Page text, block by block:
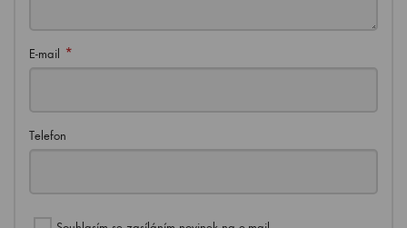
E-mail *
Telefon